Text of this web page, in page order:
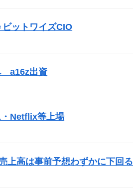
ットワイズCIO
a16z出資
Netflix等上場
上高は事前予想わずかに下回る